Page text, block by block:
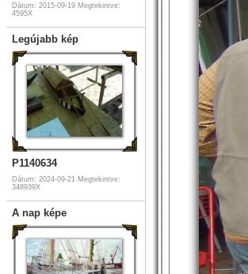
Dátum: 2015-09-19 Megtekintve:
4595X
Legújabb kép
P1140634
Dátum: 2024-09-21 Megtekintve:
348939X
A nap képe